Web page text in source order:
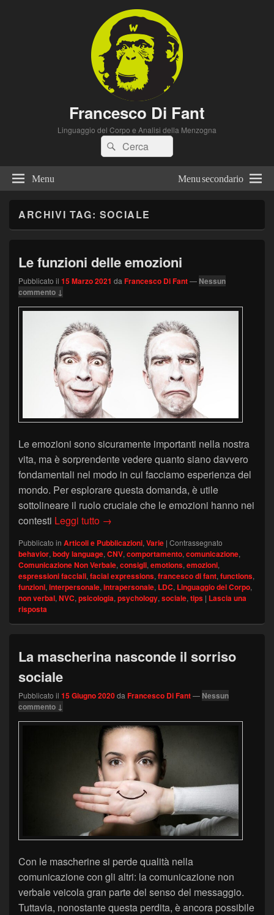
Francesco Di Fant
Linguaggio del Corpo e Analisi della Menzogna
Cerca:Cerca
Menu Menu secondario
ARCHIVI TAG: SOCIALE
Le funzioni delle emozioni
Pubblicato il 15 Marzo 2021 da Francesco Di Fant— Nessun
commento ↓
Le emozioni sono sicuramente importanti nella nostra
vita, ma è sorprendente vedere quanto siano davvero
fondamentali nel modo in cui facciamo esperienza del
mondo. Per esplorare questa domanda, è utile
sottolineare il ruolo cruciale che le emozioni hanno nei
contesti Leggi tutto Le funzioni delle emozioni
→
Pubblicato in Articoli e Pubblicazioni,Varie | Contrassegnato
behavior,body language,CNV,comportamento,comunicazione,
Comunicazione Non Verbale,consigli,emotions,emozioni,
espressioni facciali,facial expressions,francesco di fant,functions,
funzioni,interpersonale,intrapersonale, LDC, Linguaggio del Corpo,
non verbal,NVC,psicologia,psychology,sociale,tips | Lascia una
risposta
La mascherina nasconde il sorriso
sociale
Pubblicato il 15 Giugno 2020daFrancesco Di Fant— Nessun
commento ↓
Con le mascherine si perde qualità nella
comunicazione con gli altri: la comunicazione non
verbale veicola gran parte del senso del messaggio.
Tuttavia, nonostante questa perdita, è ancora possibile